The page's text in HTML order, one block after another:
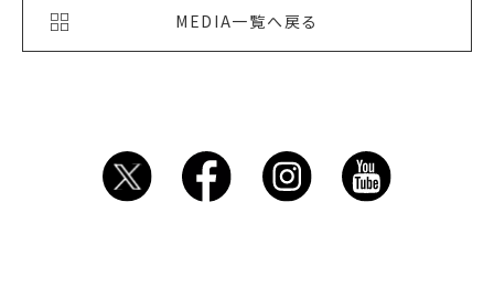
MEDIA一覧へ戻る